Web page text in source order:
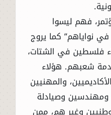
فهم ليسوا
نواياهم” كما يروج
فلسطين في الشتات،
شعبهم. هؤلاء
والمهنيين
ومهندسين وصيادلة
وغير هم، ممن